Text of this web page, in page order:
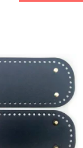
s nožičkami je
a tašek z přízí,
nebo špagátů. Má v
( Ø 4 mm ) pro...
Skladem 13 ks